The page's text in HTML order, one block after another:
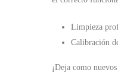
Limpieza
Calibración
¡Deja como